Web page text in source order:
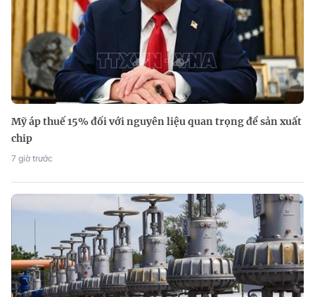
Mỹ áp thuế 15% đối với nguyên liệu quan trọng để sản xuất
chip
7 giờ trước